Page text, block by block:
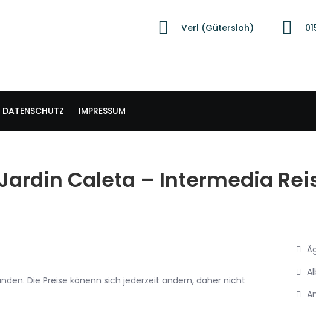
Verl (Gütersloh)
DATENSCHUTZ IMPRESSUM
Caleta – Intermedia
Die Preise könenn sich jederzeit ändern, daher nicht